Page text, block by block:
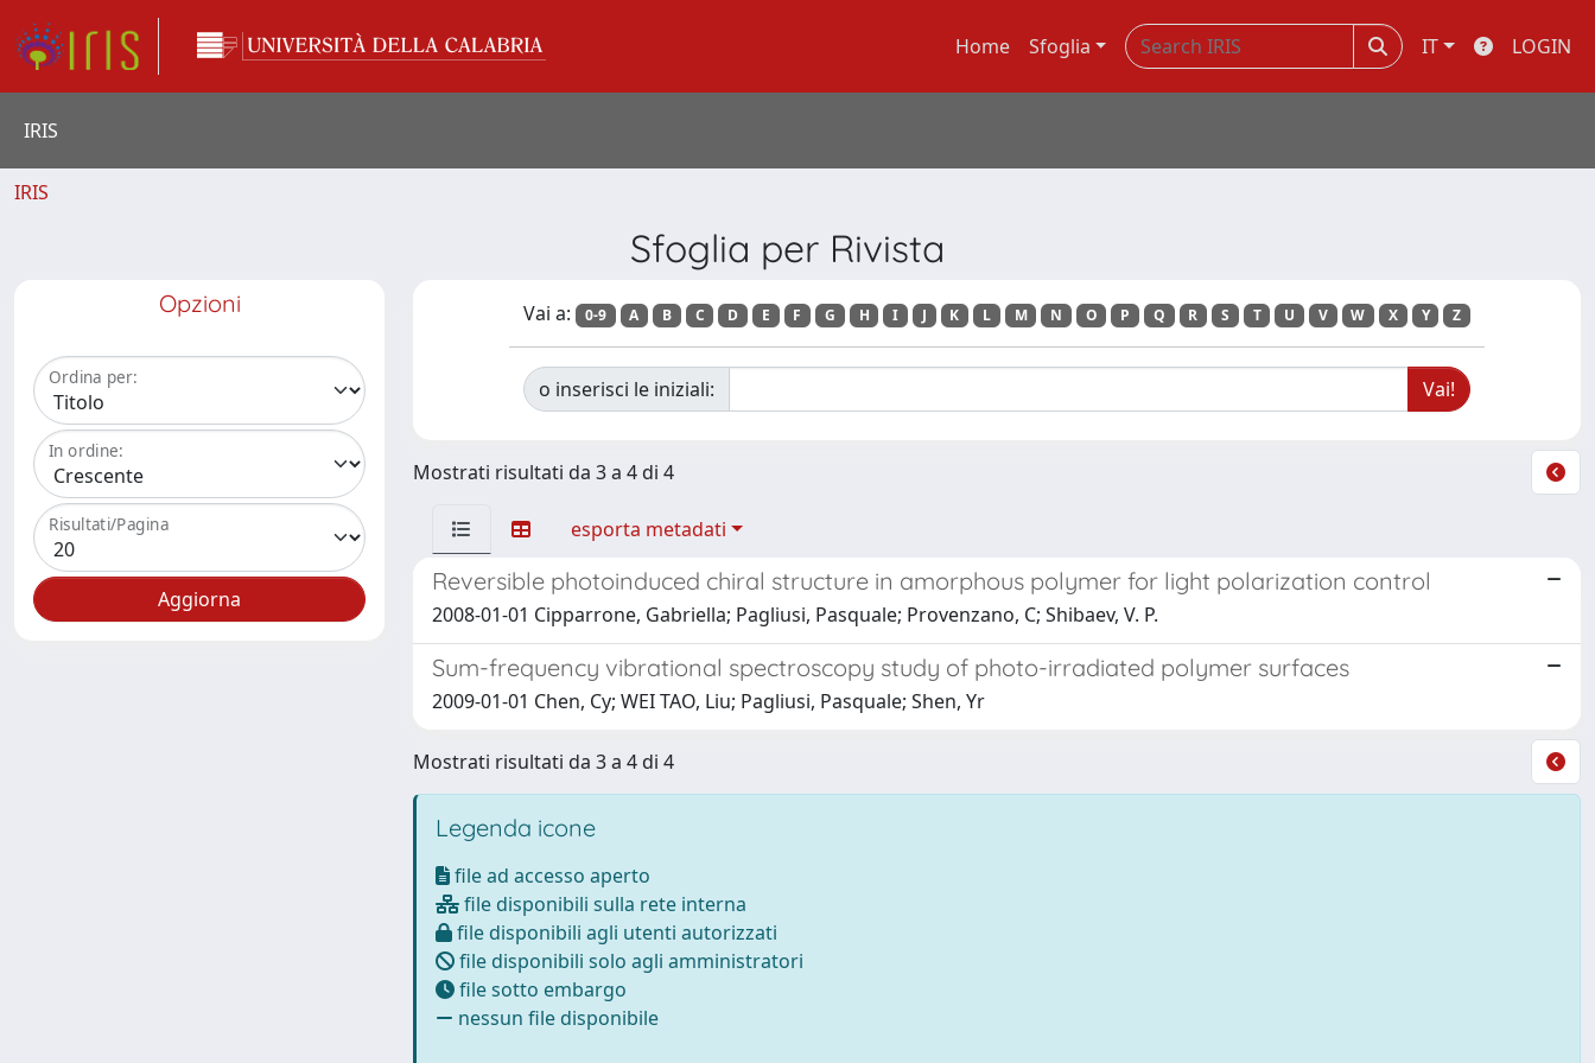
Home Sfoglia IT LOGIN
IRIS
IRIS
Sfoglia per Rivista
Opzioni
Ordina per:
In ordine:
Risultati/Pagina
Vai a: 0-9 A B C D E F G H I J K L M N O P Q R S T U V W X Y Z
o inserisci le iniziali:
Mostrati risultati da 3 a 4 di 4
esporta metadati
Reversible photoinduced chiral structure in amorphous polymer for light polarization control
2008-01-01 Cipparrone, Gabriella; Pagliusi, Pasquale; Provenzano, C; Shibaev, V. P.
Sum-frequency vibrational spectroscopy study of photo-irradiated polymer surfaces
2009-01-01 Chen, Cy; WEI TAO, Liu; Pagliusi, Pasquale; Shen, Yr
Mostrati risultati da 3 a 4 di 4
Legenda icone
file ad accesso aperto
file disponibili sulla rete interna
file disponibili agli utenti autorizzati
file disponibili solo agli amministratori
file sotto embargo
nessun file disponibile